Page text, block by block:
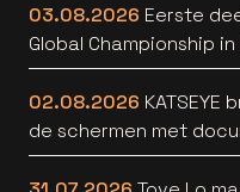
03.08.2026 Eerste
Global Championship
bekend
02.08.2026
de schermen met
HEARTS [trailer]